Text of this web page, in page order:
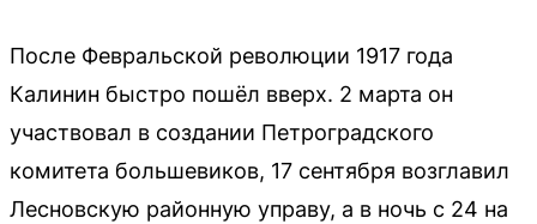
После Февральской революции 1917 года
Калинин быстро пошёл вверх. 2 марта он
участвовал в создании Петроградского
комитета большевиков, 17 сентября возглавил
Лесновскую районную управу, а в ночь с 24 на